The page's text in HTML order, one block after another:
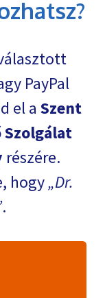
PayPal
el aSzent
részére.
hogy Dr.
.